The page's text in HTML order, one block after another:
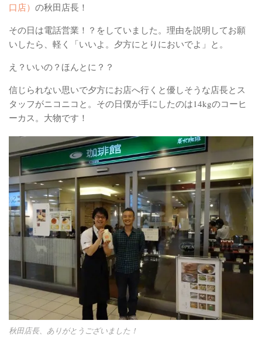
口店） の秋田店長！
その日は電話営業！？をしていました。理由を説明してお願
いしたら、軽く「いいよ。夕方にとりにおいでよ」と。
え？いいの？ほんとに？？
信じられない思いで夕方にお店へ行くと優しそうな店長とス
タッフがニコニコと。その日僕が手にしたのは14kgのコーヒ
ーカス。大物です！
秋田店長、ありがとうございました！